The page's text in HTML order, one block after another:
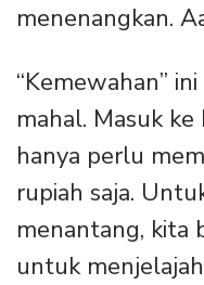
menenangkan.
“Kemewahan”
mahal. Masuk
hanya perlu
rupiah saja.
menantang, kita
untuk